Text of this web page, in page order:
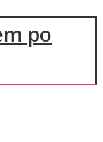
po